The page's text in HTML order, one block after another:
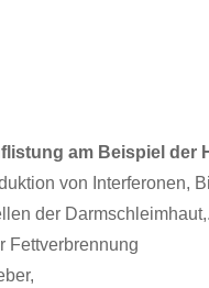
am Beispiel der
von Interferonen,
der
Fettverbrennung